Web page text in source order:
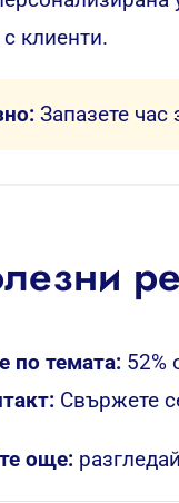
клиенти.
Запазете час
по темата: 52%
Свържете
още: